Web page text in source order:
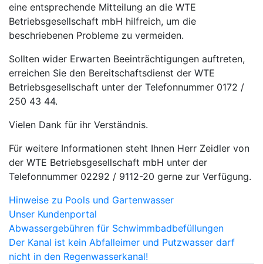
eine entsprechende Mitteilung an die WTE
Betriebsgesellschaft mbH hilfreich, um die
beschriebenen Probleme zu vermeiden.
Sollten wider Erwarten Beeinträchtigungen auftreten,
erreichen Sie den Bereitschaftsdienst der WTE
Betriebsgesellschaft unter der Telefonnummer 0172 /
250 43 44.
Vielen Dank für ihr Verständnis.
Für weitere Informationen steht Ihnen Herr Zeidler von
der WTE Betriebsgesellschaft mbH unter der
Telefonnummer 02292 / 9112-20 gerne zur Verfügung.
Hinweise zu Pools und Gartenwasser
Unser Kundenportal
Abwassergebühren für Schwimmbadbefüllungen
Der Kanal ist kein Abfalleimer und Putzwasser darf
nicht in den Regenwasserkanal!